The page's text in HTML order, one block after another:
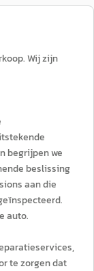
Wij zijn
begrijpen we
beslissing
aan die
auto.
te zorgen dat